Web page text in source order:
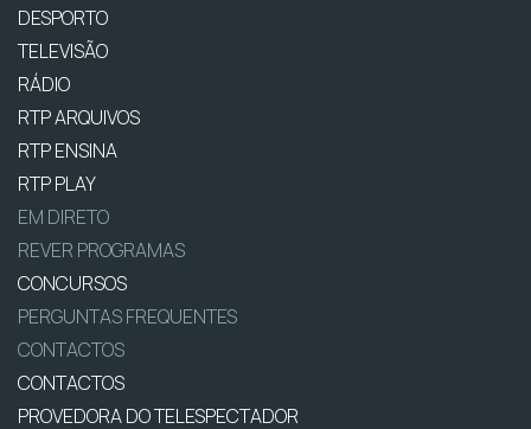
DESPORTO
TELEVISÃO
RÁDIO
RTP ARQUIVOS
RTP ENSINA
RTP PLAY
EM DIRETO
REVER PROGRAMAS
CONCURSOS
PERGUNTAS FREQUENTES
CONTACTOS
CONTACTOS
PROVEDORA DO TELESPECTADOR